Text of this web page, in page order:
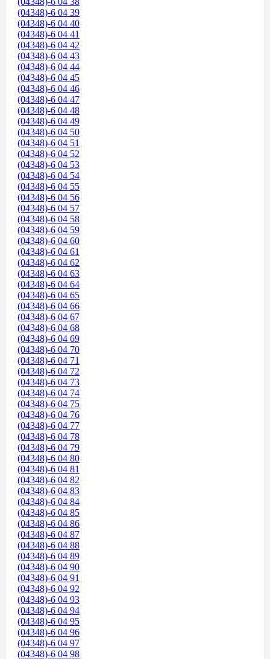
(04348)-6 04 39
(04348)-6 04 40
(04348)-6 04 41
(04348)-6 04 42
(04348)-6 04 43
(04348)-6 04 44
(04348)-6 04 45
(04348)-6 04 46
(04348)-6 04 47
(04348)-6 04 48
(04348)-6 04 49
(04348)-6 04 50
(04348)-6 04 51
(04348)-6 04 52
(04348)-6 04 53
(04348)-6 04 54
(04348)-6 04 55
(04348)-6 04 56
(04348)-6 04 57
(04348)-6 04 58
(04348)-6 04 59
(04348)-6 04 60
(04348)-6 04 61
(04348)-6 04 62
(04348)-6 04 63
(04348)-6 04 64
(04348)-6 04 65
(04348)-6 04 66
(04348)-6 04 67
(04348)-6 04 68
(04348)-6 04 69
(04348)-6 04 70
(04348)-6 04 71
(04348)-6 04 72
(04348)-6 04 73
(04348)-6 04 74
(04348)-6 04 75
(04348)-6 04 76
(04348)-6 04 77
(04348)-6 04 78
(04348)-6 04 79
(04348)-6 04 80
(04348)-6 04 81
(04348)-6 04 82
(04348)-6 04 83
(04348)-6 04 84
(04348)-6 04 85
(04348)-6 04 86
(04348)-6 04 87
(04348)-6 04 88
(04348)-6 04 89
(04348)-6 04 90
(04348)-6 04 91
(04348)-6 04 92
(04348)-6 04 93
(04348)-6 04 94
(04348)-6 04 95
(04348)-6 04 96
(04348)-6 04 97
(04348)-6 04 98